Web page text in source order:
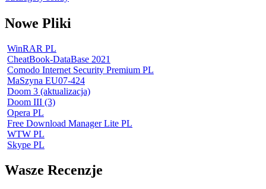
Nowe Pliki
WinRAR PL
CheatBook-DataBase 2021
Comodo Internet Security Premium PL
MaSzyna EU07-424
Doom 3 (aktualizacja)
Doom III (3)
Opera PL
Free Download Manager Lite PL
WTW PL
Skype PL
Wasze Recenzje